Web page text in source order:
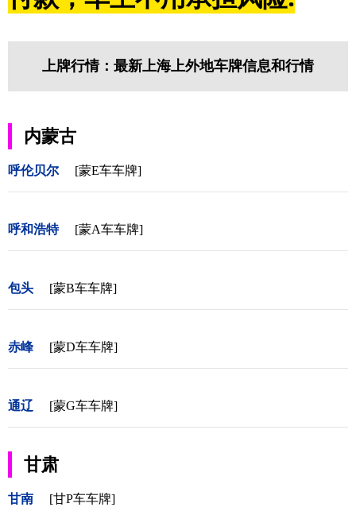
上牌行情：最新上海上外地车牌信息和行情
内蒙古
呼伦贝尔 [蒙E车车牌]
呼和浩特 [蒙A车车牌]
包头 [蒙B车车牌]
赤峰 [蒙D车车牌]
通辽 [蒙G车车牌]
甘肃
甘南 [甘P车车牌]